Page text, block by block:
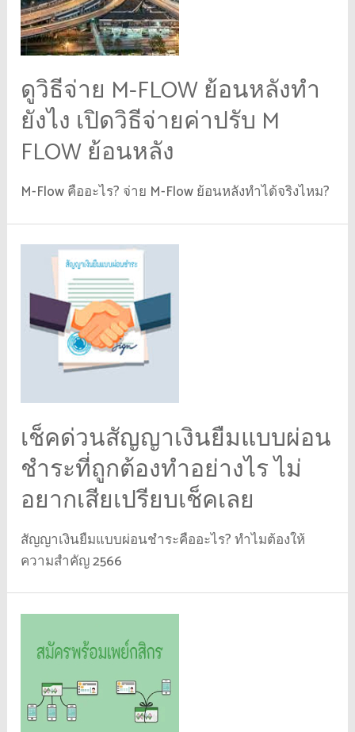
ดูวิธีจ่าย M-FLOW ย้อนหลังทำ
ยังไง เปิดวิธีจ่ายค่าปรับ M
FLOW ย้อนหลัง
M-Flow คืออะไร? จ่าย M-Flow ย้อนหลังทำได้จริงไหม?
เช็คด่วนสัญญาเงินยืมแบบผ่อน
ชำระที่ถูกต้องทำอย่างไร ไม่
อยากเสียเปรียบเช็คเลย
สัญญาเงินยืมแบบผ่อนชำระคืออะไร? ทำไมต้องให้
ความสำคัญ 2566